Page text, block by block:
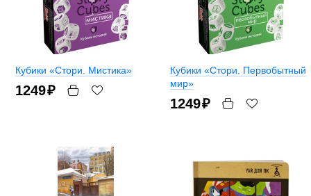
Кубики «Стори. Мистика»
1249₽
Кубики «Стори. Первобытный
мир»
1249₽